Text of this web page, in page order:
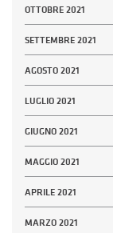
OTTOBRE 2021
SETTEMBRE 2021
AGOSTO 2021
LUGLIO 2021
GIUGNO 2021
MAGGIO 2021
APRILE 2021
MARZO 2021